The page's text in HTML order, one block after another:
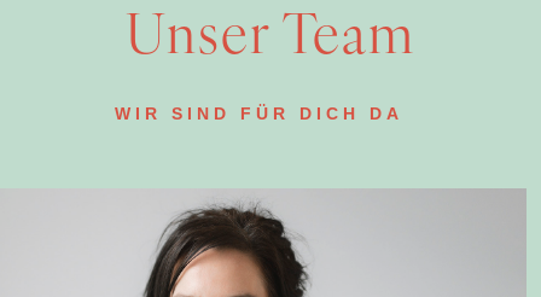
Unser Team
WIR SIND FÜR DICH DA